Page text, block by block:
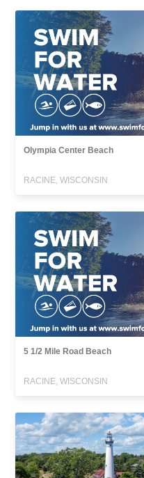
Olympia Center Beach
RACINE, WISCONSIN
5 1/2 Mile Road Beach
RACINE, WISCONSIN